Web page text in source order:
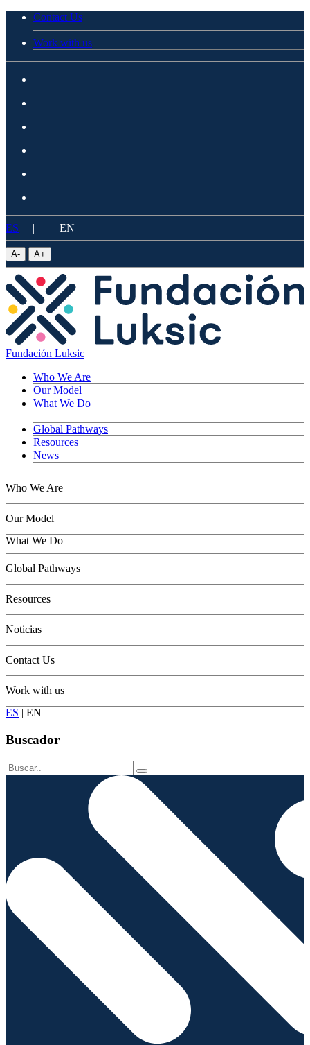
Contact Us
Work with us
ES | EN
A- A+
Fundación Luksic
Who We Are
Our Model
What We Do
Global Pathways
Resources
News
Who We Are
Our Model
What We Do
Youth
Adults
Seniors
Conservation
Global Pathways
Resources
Noticias
Contact Us
Work with us
ES | EN
Buscador